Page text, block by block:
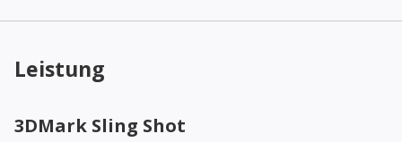
Leistung
3DMark Sling Shot